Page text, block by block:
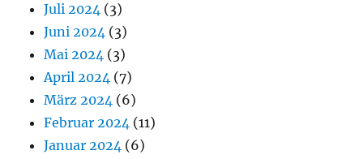
Juli 2024 (3)
Juni 2024 (3)
Mai 2024 (3)
April 2024 (7)
März 2024 (6)
Februar 2024 (11)
Januar 2024 (6)